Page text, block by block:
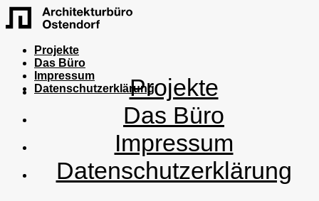
Projekte
Das Büro
Impressum
DatenschutzerklärungProjekte
Das Büro
Impressum
Datenschutzerklärung